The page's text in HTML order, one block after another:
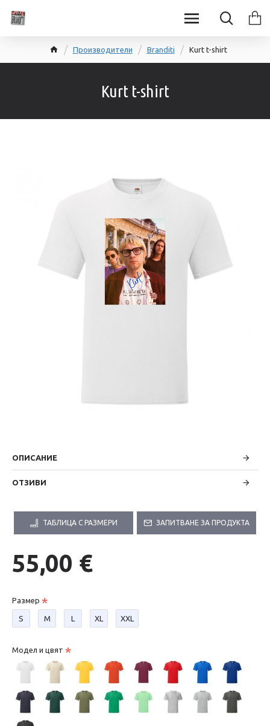
Производители Branditi Kurt t-shirt
Kurt t-shirt
ОПИСАНИЕ
ОТЗИВИ
ТАБЛИЦА С РАЗМЕРИ ЗАПИТВАНЕ ЗА ПРОДУКТА
55,00 €
Размер
S М L XL XXL
Модел и цвят